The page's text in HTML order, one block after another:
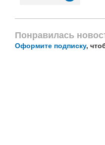
Понравилась
Оформите подписку,